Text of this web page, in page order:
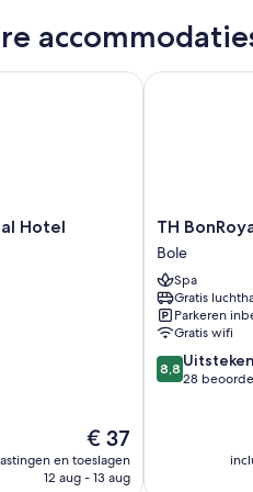
Hotel
De
prijs
is
€ 37
en toeslagen
12 aug - 13 aug
TH
BonRoyal
Hotel
Bole
TH
Bole
Spa
Gratis
Parkeren
Gratis wifi
8.8
van
8,8
28
TH BonRoyal